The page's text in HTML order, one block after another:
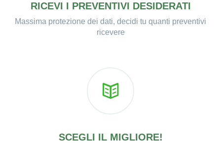
RICEVI I PREVENTIVI DESIDERATI
Massima protezione dei dati, decidi tu quanti preventivi
ricevere
SCEGLI IL MIGLIORE!